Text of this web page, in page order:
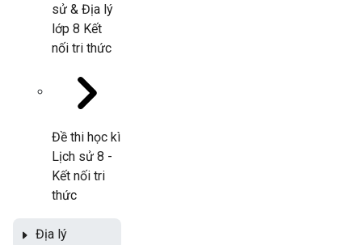
sử & Địa lý
lớp 8 Kết
nối tri thức
Đề thi học kì
Lịch sử 8 -
Kết nối tri
thức
Địa lý